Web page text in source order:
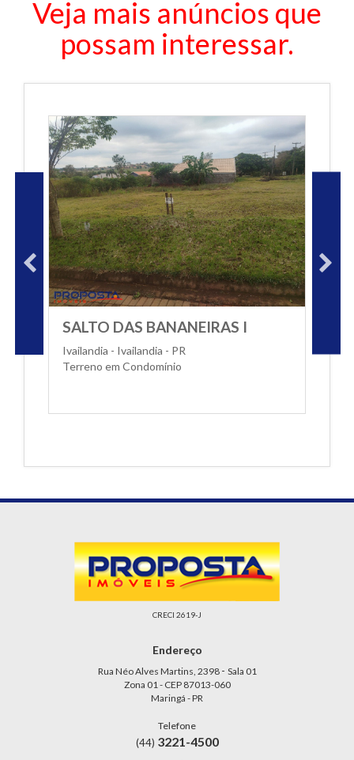
Veja mais anúncios que
possam interessar.
SALTO DAS BANANEIRAS I
Ivailandia - Ivailandia - PR
Terreno em Condomínio
CRECI 2619-J
Endereço
Rua Néo Alves Martins, 2398 - Sala 01
Zona 01 - CEP 87013-060
Maringá - PR
Telefone
(44) 3221-4500